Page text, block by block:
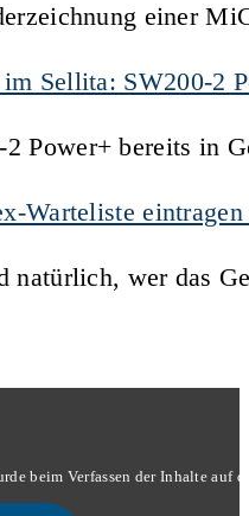
einer
Sellita: SW200-2
2 Power+ bereits in
Warteliste
natürlich, wer das
beim Verfassen der Inhalte auf